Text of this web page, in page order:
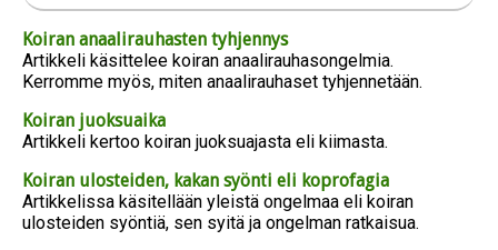
Koiran anaalirauhasten tyhjennys
Artikkeli käsittelee koiran anaalirauhasongelmia.
Kerromme myös, miten anaalirauhaset tyhjennetään.
Koiran juoksuaika
Artikkeli kertoo koiran juoksuajasta eli kiimasta.
Koiran ulosteiden, kakan syönti eli koprofagia
Artikkelissa käsitellään yleistä ongelmaa eli koiran
ulosteiden syöntiä, sen syitä ja ongelman ratkaisua.